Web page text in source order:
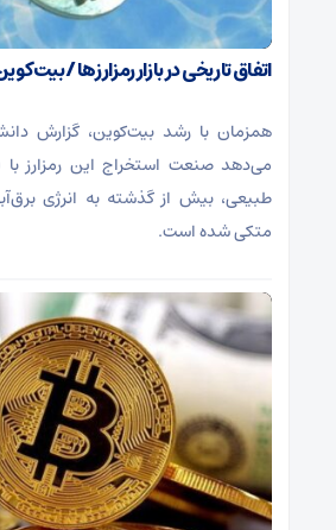
اتفاق تاریخی در بازار رمزارزها /
همزمان با رشد بیت‌کوین، گزارش
می‌دهد صنعت استخراج این رمزارز با
طبیعی، بیش از گذشته به انرژی
متکی شده است.